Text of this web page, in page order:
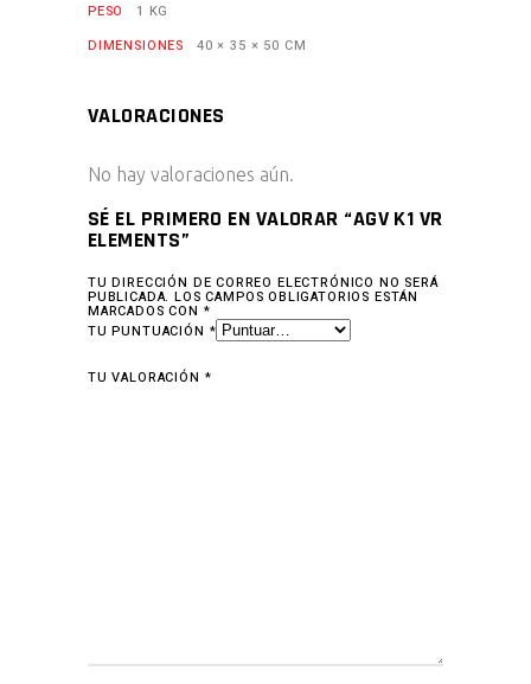
PESO
1 KG
DIMENSIONES
40 × 35 × 50 CM
VALORACIONES
No hay valoraciones aún.
SÉ EL PRIMERO EN VALORAR “AGV K1 VR
ELEMENTS”
TU DIRECCIÓN DE CORREO ELECTRÓNICO NO SERÁ
PUBLICADA. LOS CAMPOS OBLIGATORIOS ESTÁN
MARCADOS CON *
TU PUNTUACIÓN *
TU VALORACIÓN *